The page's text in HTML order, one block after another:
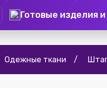
Готовые изделия
Одежные ткани /